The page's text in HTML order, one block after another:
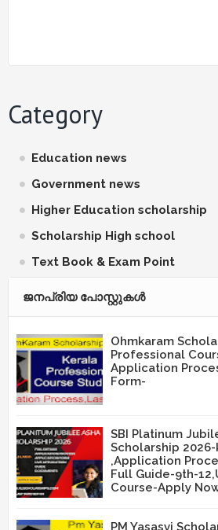
Category
Education news
Government news
Higher Education scholarship
Scholarship High school
Text Book & Exam Point
ജനപ്രിയ പോസ്റ്റുകള്‍‌
Ohmkaram
Professional
Application
Form-
SBI Platinum
Scholarship
,Application
Full Guide-9th-
Course-Apply